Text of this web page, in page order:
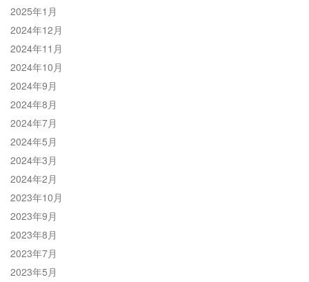
2025年1月
2024年12月
2024年11月
2024年10月
2024年9月
2024年8月
2024年7月
2024年5月
2024年3月
2024年2月
2023年10月
2023年9月
2023年8月
2023年7月
2023年5月